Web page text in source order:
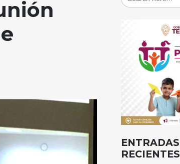
ENTRADAS
RECIENTES